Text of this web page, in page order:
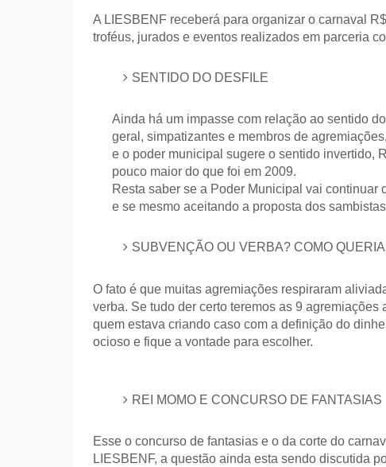
A LIESBENF receberá para organizar o carnaval
troféus, jurados e eventos realizados em parceria
SENTIDO DO DESFILE
Ainda há um impasse com relação ao sentido
geral, simpatizantes e membros de
e o poder municipal sugere o sentido invertido,
pouco maior do que foi em 2009.
Resta saber se a Poder Municipal vai
e se mesmo aceitando a proposta dos
SUBVENÇÃO OU VERBA? COMO
O fato é que muitas agremiações respiraram
verba. Se tudo der certo teremos as 9
quem estava criando caso com a definição do
ocioso e fique a vontade para escolher.
REI MOMO E CONCURSO DE FANTASIAS
Esse o concurso de fantasias e o da corte do
LIESBENF, a questão ainda esta sendo discutida